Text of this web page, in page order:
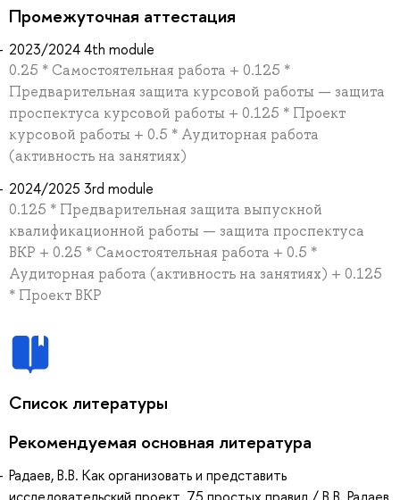
Промежуточная аттестация
2023/2024 4th module
0.25 * Самостоятельная работа + 0.125 *
Предварительная защита курсовой работы — защита
проспектуса курсовой работы + 0.125 * Проект
курсовой работы + 0.5 * Аудиторная работа
(активность на занятиях)
2024/2025 3rd module
0.125 * Предварительная защита выпускной
квалификационной работы — защита проспектуса
ВКР + 0.25 * Самостоятельная работа + 0.5 *
Аудиторная работа (активность на занятиях) + 0.125
* Проект ВКР
Список литературы
Рекомендуемая основная литература
Радаев, В.В. Как организовать и представить